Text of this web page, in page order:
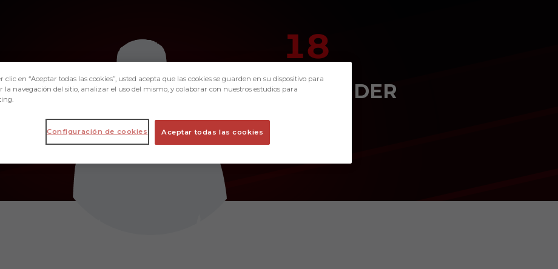
18
DEFENDER
clic en “Aceptar todas las cookies”, usted acepta que las cookies se guarden en su dispositivo para
la navegación del sitio, analizar el uso del mismo, y colaborar con nuestros estudios para
Aceptar todas las cookies
Configuración de cookies